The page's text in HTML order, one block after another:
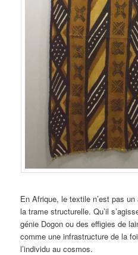
En Afrique, le textile n’est pas
la trame structurelle. Qu’il
génie Dogon ou des effigies de
comme une infrastructure de la
l’individu au cosmos.